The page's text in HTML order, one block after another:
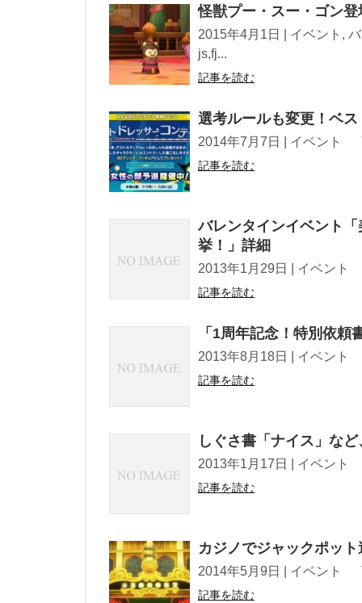
怪獣プー・スー・ゴン
2015年4月1日 | イベント,
js,fj...
記事を読む
選考ルールも変更！ベ
2014年7月7日 | イベント
記事を読む
バレンタインイベント
挙！」詳細
2013年1月29日 | イベント
記事を読む
「1周年記念！特別依
2013年8月18日 | イベント
記事を読む
しぐさ書「ナイス」な
2013年1月17日 | イベント
記事を読む
カジノでジャックポッ
2014年5月9日 | イベント
記事を読む